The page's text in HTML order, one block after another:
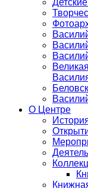
О Центре